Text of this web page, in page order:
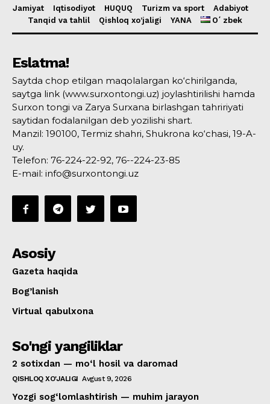
Jamiyat Iqtisodiyot HUQUQ Turizm va sport
Adabiyot
Tanqid va tahlil
Qishloq xo’jaligi YANA Oʻzbek
Eslatma!
Saytda chop etilgan maqolalargan ko‘chirilganda,
saytga link (www.surxontongi.uz) joylashtirilishi hamda
Surxon tongi va Zarya Surxana birlashgan tahririyati
saytidan fodalanilgan deb yozilishi shart.
Manzil: 190100, Termiz shahri, Shukrona ko‘chasi, 19-A-
uy.
Telefon: 76-224-22-92, 76--224-23-85
E-mail: info@surxontongi.uz
Asosiy
Gazeta haqida
Bog’lanish
Virtual qabulxona
So'ngi yangiliklar
2 sotixdan — mo‘l hosil va daromad
QISHLOQ XO'JALIGI Avgust 9, 2026
Yozgi sog‘lomlashtirish — muhim jarayon